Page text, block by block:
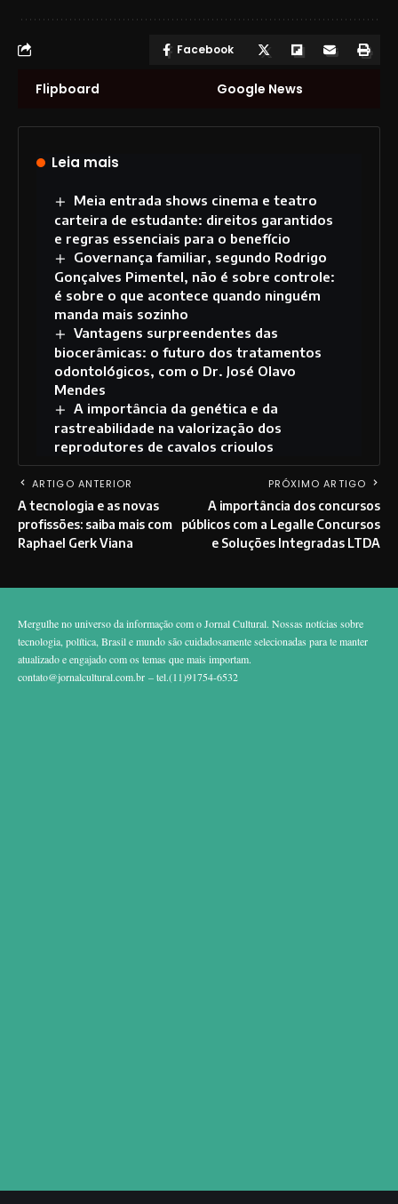
Facebook
Flipboard Google News
Leia mais
Meia entrada shows cinema e teatro
carteira de estudante: direitos garantidos
e regras essenciais para o benefício
Governança familiar, segundo Rodrigo
Gonçalves Pimentel, não é sobre controle:
é sobre o que acontece quando ninguém
manda mais sozinho
Vantagens surpreendentes das
biocerâmicas: o futuro dos tratamentos
odontológicos, com o Dr. José Olavo
Mendes
A importância da genética e da
rastreabilidade na valorização dos
reprodutores de cavalos crioulos
ARTIGO ANTERIOR
A tecnologia e as novas
profissões: saiba mais com
Raphael Gerk Viana
PRÓXIMO ARTIGO
A importância dos concursos
públicos com a Legalle Concursos
e Soluções Integradas LTDA
Mergulhe no universo da informação com o Jornal Cultural. Nossas notícias sobre
tecnologia, política, Brasil e mundo são cuidadosamente selecionadas para te manter
atualizado e engajado com os temas que mais importam.
contato@jornalcultural.com.br – tel.(11)91754-6532